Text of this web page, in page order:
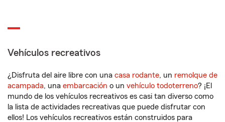
Vehículos recreativos
¿Disfruta del aire libre con una casa rodante, un remolque de
acampada, una embarcación o un vehículo todoterreno? ¡El
mundo de los vehículos recreativos es casi tan diverso como
la lista de actividades recreativas que puede disfrutar con
ellos! Los vehículos recreativos están construidos para